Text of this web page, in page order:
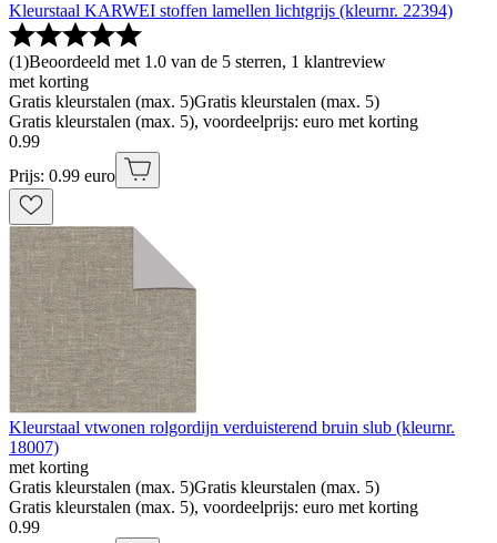
Kleurstaal KARWEI stoffen lamellen lichtgrijs (kleurnr. 22394)
(1)Beoordeeld met 1.0 van de 5 sterren, 1 klantreview
met korting
Gratis kleurstalen (max. 5)Gratis kleurstalen (max. 5)
Gratis kleurstalen (max. 5), voordeelprijs: euro met korting
0.99
Prijs: 0.99 euro
Kleurstaal vtwonen rolgordijn verduisterend bruin slub (kleurnr.
18007)
met korting
Gratis kleurstalen (max. 5)Gratis kleurstalen (max. 5)
Gratis kleurstalen (max. 5), voordeelprijs: euro met korting
0.99